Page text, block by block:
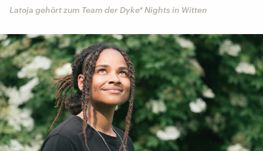
Latoja gehört zum Team der Dyke* Nights in Witten